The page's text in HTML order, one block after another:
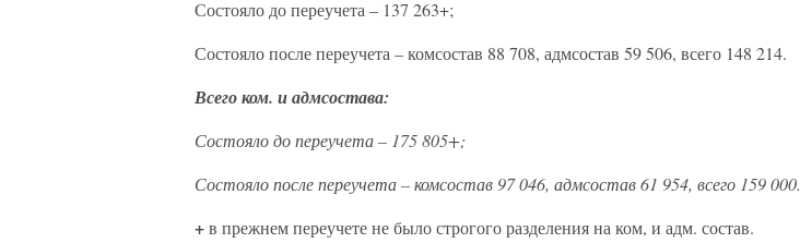
Состояло до переучета – 137 263+;
Состояло после переучета – комсостав 88 708, адмсостав 59 506, всего 148 214.
Всего ком. и адмсостава:
Состояло до переучета – 175 805+;
Состояло после переучета – комсостав 97 046, адмсостав 61 954, всего 159 000.
+в прежнем переучете не было строгого разделения на ком, и адм. состав.